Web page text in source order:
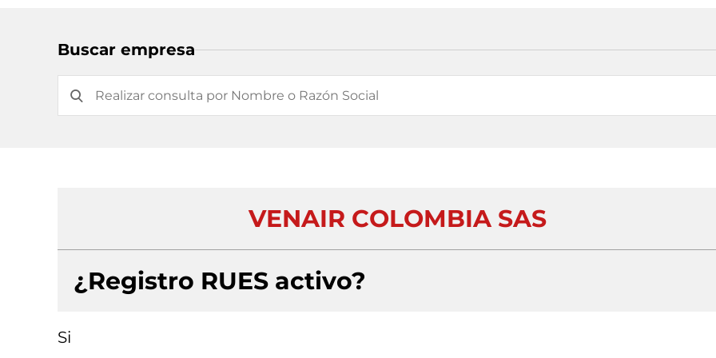
Buscar empresa
VENAIR COLOMBIA SAS
¿Registro RUES activo?
Si